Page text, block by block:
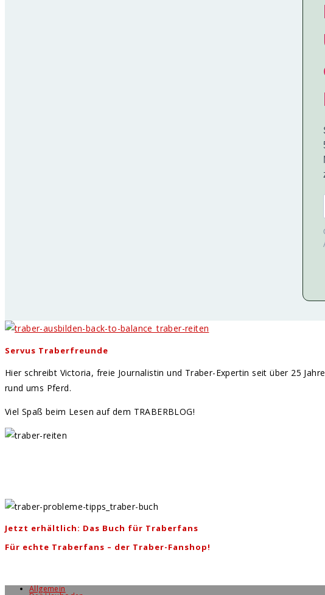
Servus Traberfreunde
Hier schreibt Victoria, freie Journalistin und Traber-Expertin seit über 25
rund ums Pferd.
Viel Spaß beim Lesen auf dem TRABERBLOG!
Jetzt erhältlich: Das Buch für Traberfans
Für echte Traberfans – der Traber-Fanshop!
Allgemein